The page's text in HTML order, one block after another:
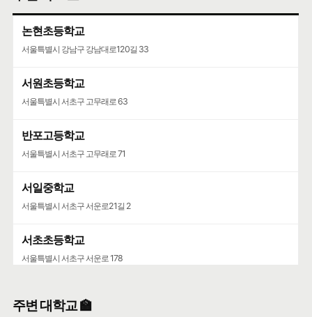
논현초등학교
서울특별시 강남구 강남대로120길 33
서원초등학교
서울특별시 서초구 고무래로 63
반포고등학교
서울특별시 서초구 고무래로 71
서일중학교
서울특별시 서초구 서운로21길 2
서초초등학교
서울특별시 서초구 서운로 178
서울특별시 서초구 고무래로 90-6
주변 대학교 🏫